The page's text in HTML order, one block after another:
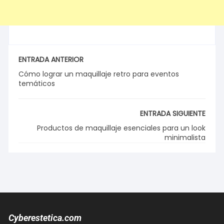
ENTRADA ANTERIOR
Cómo lograr un maquillaje retro para eventos
temáticos
ENTRADA SIGUIENTE
Productos de maquillaje esenciales para un look
minimalista
Cyberestetica.com